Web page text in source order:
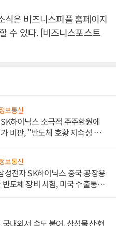
식은 비즈니스피플 홈페이지
수 있다. [비즈니스포스트
보통신
하이닉스 소극적 주주환원에
비판, "반도체 호황 지속성 의
보통신
성전자 SK하이닉스 중국 공장용
도체 장비 시험, 미국 수출통제
내외서 속도 붙어, 삼성물산·현